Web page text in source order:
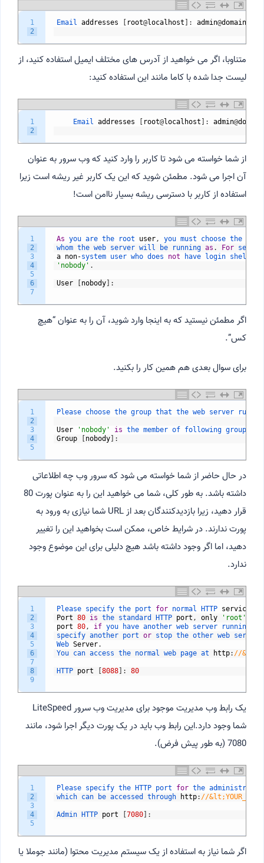
1
2
Email addresses [ root@localhost ] : admin@domain
متناوبا، اگر می خواهید از آدرس های مختلف ایمیل استفاده کنید، از
لیست جدا شده با کاما مانند این استفاده کنید:
1
2
Email addresses [ root@localhost ] : admin@domain
از شما خواسته می شود تا کاربر را وارد کنید که وب سرور به عنوان
آن اجرا می شود. مطمئن شوید که این یک کاربر غیر ریشه است زیرا
استفاده از کاربر با دسترسی ریشه بسیار ناامن است!
1
2
3
4
5
6
7
As you are the root user, you must choose the
whom the web server will be running as . For
a non-system user who does not have login shell
'nobody' .
User [nobody] :
اگر مطمئن نیستید که به اینجا وارد شوید، آن را به عنوان “هیچ
کس”.
برای سوال بعدی هم همین کار را بکنید.
1
2
3
4
5
Please choose the group that the web server
User 'nobody' is the member of following group
Group
[nobody] :
در حال حاضر از شما خواسته می شود که سرور وب چه اطلاعاتی
داشته باشد. به طور کلی، شما می خواهید این را به عنوان پورت 80
قرار دهید، زیرا بازدیدکنندگان بعد از URL شما نیازی به ورود به
پورت ندارند. در شرایط خاص، ممکن است بخواهید این را تغییر
دهید، اما اگر وجود داشته باشد هیچ دلیلی برای این موضوع وجود
ندارد.
1
2
3
4
5
6
7
8
9
Please specify the port for normal HTTP service
Port 80 is the standard HTTP port , only 'root'
port 80, if you have another web server running
specify another port or stop the other web server
Web Server.
You can access the normal web page at http: //
HTTP port [8088] : 80
یک رابط وب مدیریت موجود برای مدیریت وب سرور LiteSpeed
شما وجود دارد.این رابط وب باید در یک پورت دیگر اجرا شود، مانند
7080 (به طور پیش فرض).
1
2
3
4
5
Please specify the HTTP port for the
which can be accessed through http: //
Admin HTTP port [7080] :
اگر شما نیاز به استفاده از یک سیستم مدیریت محتوا (مانند جوملا یا